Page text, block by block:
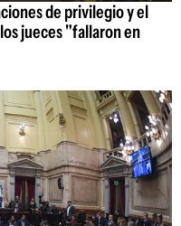
de privilegio y el
jueces "fallaron en